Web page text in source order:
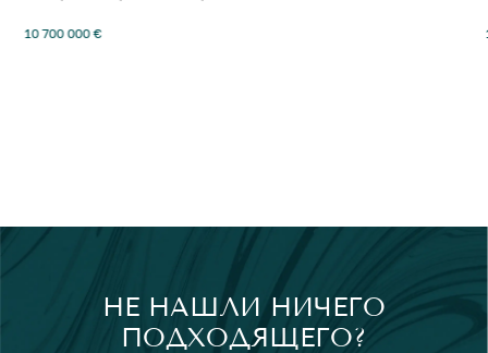
10 700 000 €
НЕ НАШЛИ НИЧЕГО
ПОДХОДЯЩЕГО?